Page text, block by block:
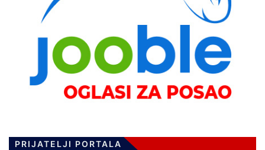
PRIJATELJI PORTALA